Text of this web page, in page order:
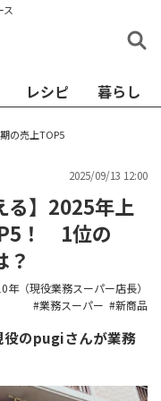
ス
レシピ 暮らし
の売上TOP5
2025/09/13 12:00
る】2025年上
！ 1位の
？
（現役業務スーパー店長）
業務スーパー
新商品
役のpugiさんが業務